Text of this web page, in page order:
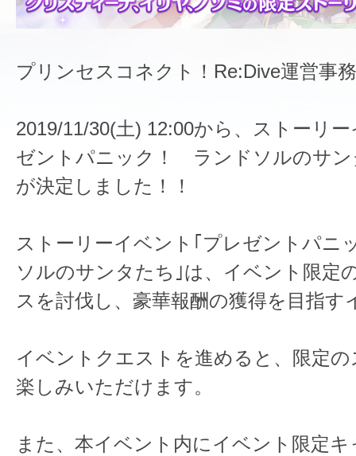
プリンセスコネクト！Re:Dive運営事
2019/11/30(土) 12:00から、ストーリ
ゼントパニック！ ランドソルのサン
が決定しました！！
ストーリーイベント｢プレゼントパ
ソルのサンタたち｣は、イベント限定
スを討伐し、豪華報酬の獲得を目指す
イベントクエストを進めると、限定
楽しみいただけます。
また、本イベント内にイベント限定